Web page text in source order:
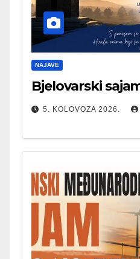
NAJAVE
Bjelovarski
5. KOLOVOZA 2026.